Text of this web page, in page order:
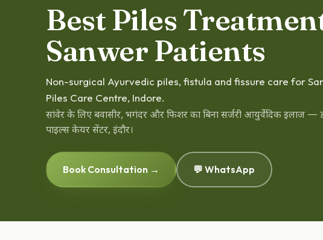
Best Piles
Sanwer Patients
Non-surgical Ayurvedic piles, fistula and fissure care for
Piles Care Centre, Indore.
सांवेर के लिए बवासीर, भगंदर और फिशर का बिना सर्जरी आयुर्वेदिक इलाज —
पाइल्स केयर सेंटर, इंदौर।
Book Consultation → 💬 WhatsApp